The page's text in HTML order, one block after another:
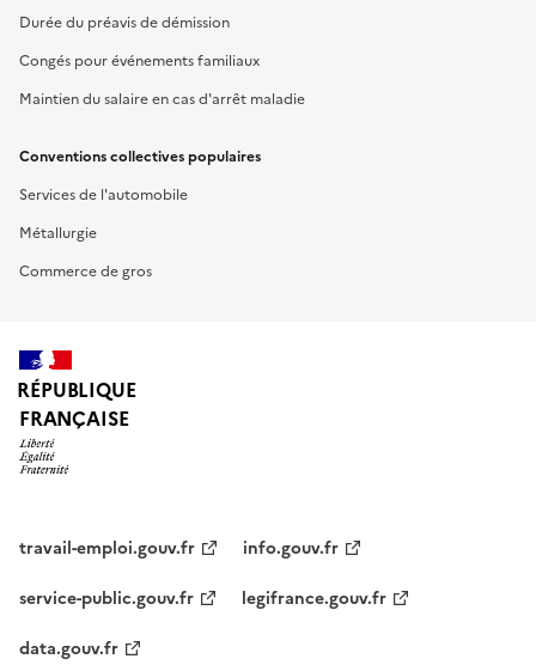
Durée du préavis de démission
Congés pour événements familiaux
Maintien du salaire en cas d'arrêt maladie
Conventions collectives populaires
Services de l'automobile
Métallurgie
Commerce de gros
RÉPUBLIQUE
FRANÇAISE
travail-emploi.gouv.fr
info.gouv.fr
service-public.gouv.fr
legifrance.gouv.fr
data.gouv.fr